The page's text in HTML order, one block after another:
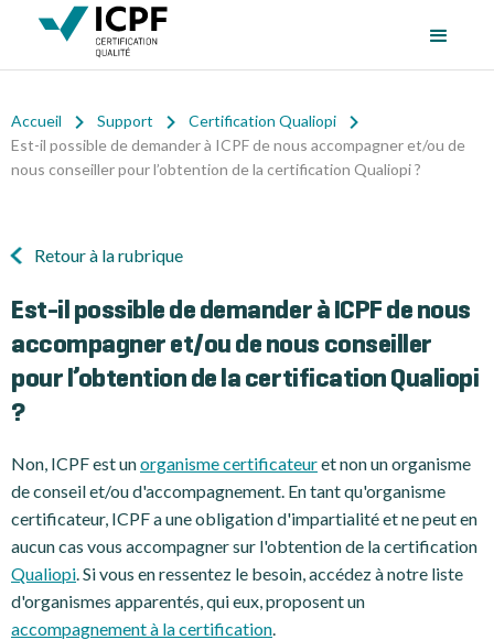
Accueil Support
Certification Qualiopi
Est-il possible de demander à ICPF de nous accompagner et/ou de
nous conseiller pour l’obtention de la certification Qualiopi ?
Retour à la rubrique
Est-il possible de demander à ICPF de nous
accompagner et/ou de nous conseiller
pour l’obtention de la certification Qualiopi
?
Non, ICPF est unorganisme certificateuret non un organisme
de conseil et/ou d'accompagnement. En tant qu'organisme
certificateur, ICPF a une obligation d'impartialité et ne peut en
aucun cas vous accompagner sur l'obtention de la certification
Qualiopi. Si vous en ressentez le besoin, accédez à notre liste
d'organismes apparentés, qui eux, proposent un
accompagnement à la certification.